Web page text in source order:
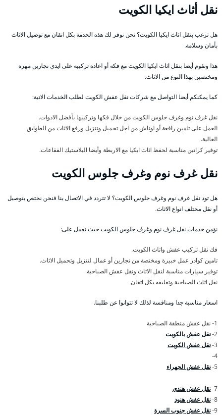
نقل أثاث ايكيا الكويت
هل ترغب بنقل اثاث ايكيا الكويت؟ نحن نوفر لك هذه الخدمة بكل اتقان مع توصيل الاثاث
بأمان وسلامة.
هذا ونقوم أيضا بنقل اثاث ايكيا الكويت مع فكه أو اعادة تركيبه على ايدي نجارين مهرة
ومختصين بهذا النوع من الاثاث.
كما يمكنكم أيضا التواصل مع شركات نقل عفش الكويت لطلب الخدمات الاتية:
نقل غرف نوم وغرف جلوس الكويت من خلال فكها وتركيبها بأفضل الادوات.
العمل على تامين رافعة أو اوناش من اجل تحميل وتنزيل ورفع الاثاث من الطوابق
العالية.
توفير كراتين مناسبة لحفظ اثاث ايكيا مع الاربطة وأيضا البلاستيك الفقاعات.
نقل غرف نوم وغرف جلوس الكويت
هل تود نقل غرف نوم وغرف جلوس الكويت؟ لا تتردد في الاتصال بنا فنحن نختص بتوصيل
أو نقل مختلف انواع الاثاث.
نؤمن خدمات نقل غرف نوم وغرف جلوس الكويت حيث نعمل على:
فك نقل تركيب عفش واثاث الكويت.
تامين كوادر عمل خبيرة ومختصة من نجارين أو عمال لتنزيل وتحميل الاثاث.
توفير سيارات مناسبة لنقل الاثاث ونقل عفش الصباحية.
نقل اثاث الصباحية وتغليفه بكل اتقان.
اسعار مناسبة جدا ومنافسة لذلك لا تتوانوا عن طلبنا.
1- نقل عفش منطقة الصباحية
2- نقل عفش بالكويت
3- نقل عفش الكويت
4-
5- نقل عفش الجهراء
7- نقل عفش هندي
8- نقل عفش هنود
9- نقل عفش جنوب السرة